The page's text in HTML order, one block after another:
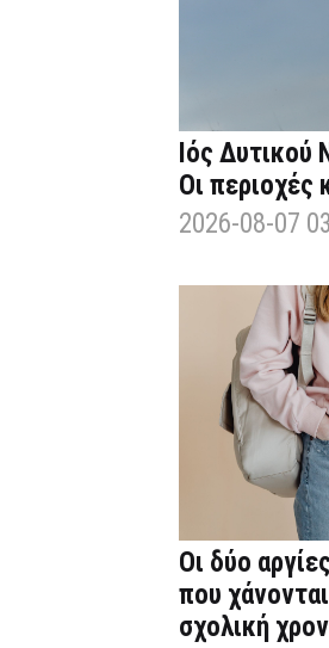
Ιός Δυτικού
Οι περιοχές
2026-08-07
Οι δύο
που
σχολική